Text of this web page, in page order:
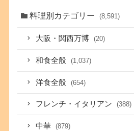
料理別カテゴリー (8,591)
大阪・関西万博 (20)
和食全般 (1,037)
洋食全般 (654)
フレンチ・イタリアン (388)
中華 (879)